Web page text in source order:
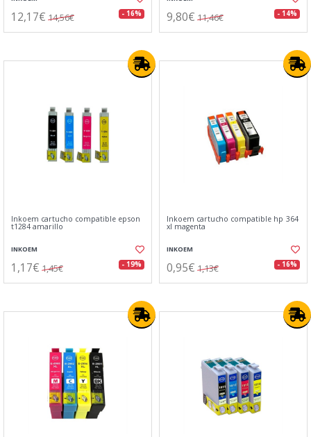
12,17€ 14,56€ - 16% 9,80€ 11,46€ - 14%
Inkoem cartucho compatible epson
t1284 amarillo
INKOEM
1,17€ 1,45€ - 19%
Inkoem cartucho compatible hp 364
xl magenta
INKOEM
0,95€ 1,13€ - 16%